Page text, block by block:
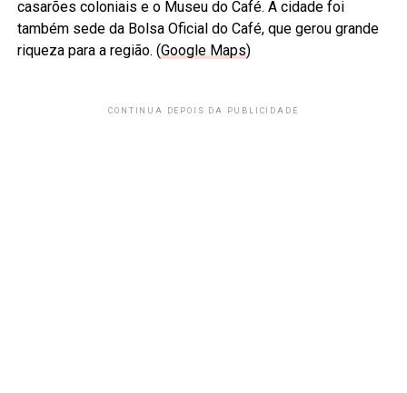
casarões coloniais e o Museu do Café. A cidade foi
também sede da Bolsa Oficial do Café, que gerou grande
riqueza para a região. (Google Maps)
CONTINUA DEPOIS DA PUBLICIDADE